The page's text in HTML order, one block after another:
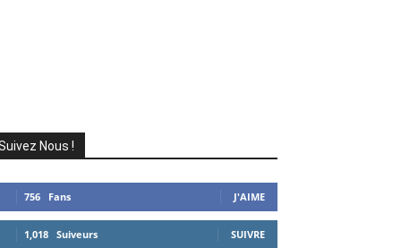
Nous !
756 Fans J'AIME
1,018 Suiveurs SUIVRE